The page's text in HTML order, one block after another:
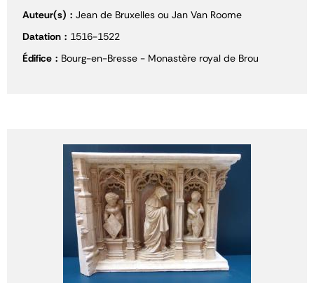
Auteur(s)
Jean de Bruxelles ou Jan Van Roome
Datation
1516-1522
Édifice
Bourg-en-Bresse - Monastère royal de Brou